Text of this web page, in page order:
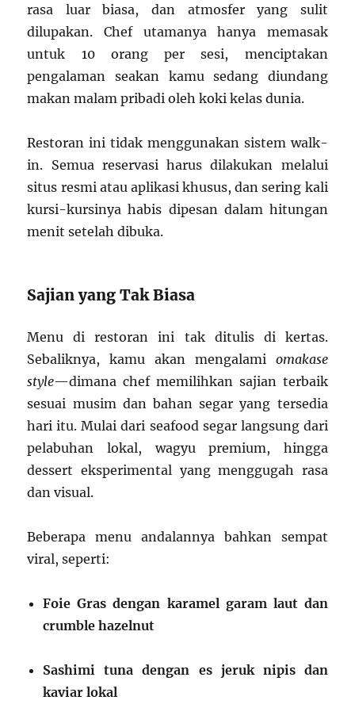
rasa luar biasa, dan atmosfer yang sulit
dilupakan. Chef utamanya hanya memasak
untuk 10 orang per sesi, menciptakan
pengalaman seakan kamu sedang diundang
makan malam pribadi oleh koki kelas dunia.
Restoran ini tidak menggunakan sistem walk-
in. Semua reservasi harus dilakukan melalui
situs resmi atau aplikasi khusus, dan sering kali
kursi-kursinya habis dipesan dalam hitungan
menit setelah dibuka.
Sajian yang Tak Biasa
Menu di restoran ini tak ditulis di kertas.
Sebaliknya, kamu akan mengalami omakase
style—dimana chef memilihkan sajian terbaik
sesuai musim dan bahan segar yang tersedia
hari itu. Mulai dari seafood segar langsung dari
pelabuhan lokal, wagyu premium, hingga
dessert eksperimental yang menggugah rasa
dan visual.
Beberapa menu andalannya bahkan sempat
viral, seperti:
Foie Gras dengan karamel garam laut dan
crumble hazelnut
Sashimi tuna dengan es jeruk nipis dan
kaviar lokal